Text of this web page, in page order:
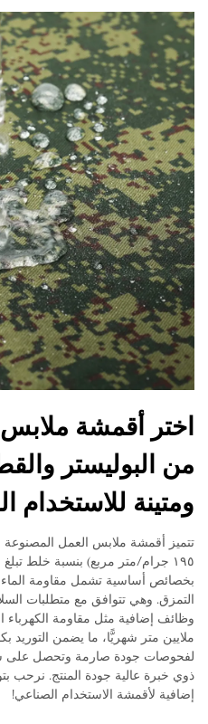
اختر أقمشة
من البوليستر
ومتينة للاستخدام
تتميز أقمشة ملابس العمل المصنوعة
بخصائص أساسية تشمل مقاومة
التمزق. وهي تتوافق مع متطلبات
ملايين متر شهريًّا، ما يضمن التوريد
ذوي خبرة عالية جودة المنتج. نرحب
إضافية لأقمشة الاستخدام الصناعي!